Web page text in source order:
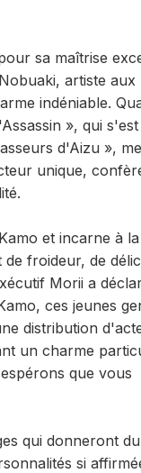
sa maîtrise
artiste aux
indéniable.
», qui
d'Aizu »,
unique,
et incarne à
froideur, de
Morii a
ces jeunes
distribution
un charme
que vous
qui donneront
si